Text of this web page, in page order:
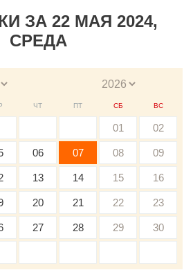
ЗА 22 МАЯ 2024,
СРЕДА
ЧТ ПТ СБ ВС
01 02
06 07 08 09
13 14 15 16
20 21 22 23
27 28 29 30